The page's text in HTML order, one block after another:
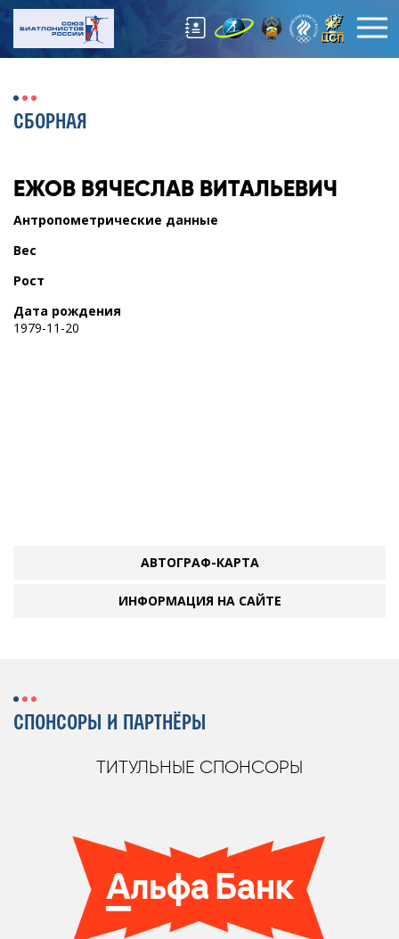
СБОРНАЯ
ЕЖОВ ВЯЧЕСЛАВ ВИТАЛЬЕВИЧ
Антропометрические данные
Вес
Рост
Дата рождения
1979-11-20
АВТОГРАФ-КАРТА
ИНФОРМАЦИЯ НА САЙТЕ
СПОНСОРЫ И ПАРТНЁРЫ
ТИТУЛЬНЫЕ СПОНСОРЫ